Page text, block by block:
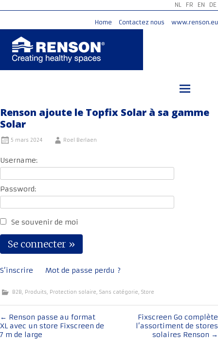
NL FR EN DE
Home Contactez nous www.renson.eu
Renson ajoute le Topfix Solar à sa gamme
Solar
5 mars 2024 Roel Berlaen
Username:
Password:
Se souvenir de moi
S’inscrire Mot de passe perdu ?
B2B, Produits, Protection solaire, Sans catégorie, Store
Navigation
de
← Renson passe au format
XL avec un store Fixscreen de
7 m de large
Fixscreen Go complète
l’assortiment de stores
solaires Renson →